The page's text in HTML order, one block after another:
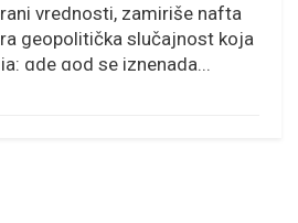
vrednosti, zamiriše nafta
geopolitička slučajnost koja
gde god se iznenada...